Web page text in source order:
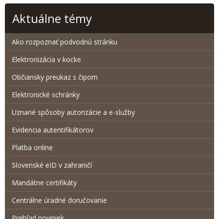
Aktuálne témy
Ako rozpoznať podvodnú stránku
Elektronizácia v kocke
Občiansky preukaz s čipom
Elektronické schránky
Uznané spôsoby autorizácie a e-služby
Evidencia autentifikátorov
Platba online
Slovenské eID v zahraničí
Mandátne certifikáty
Centrálne úradné doručovanie